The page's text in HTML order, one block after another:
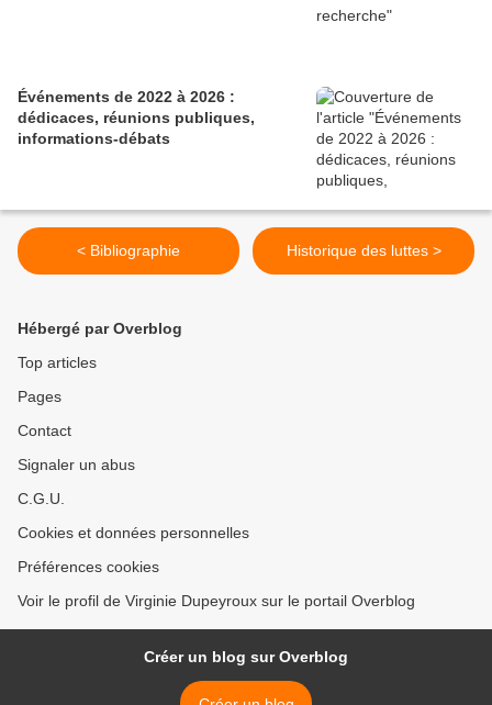
Événements de 2022 à 2026 :
dédicaces, réunions publiques,
informations-débats
< Bibliographie Historique des luttes >
Hébergé par Overblog
Top articles
Pages
Contact
Signaler un abus
C.G.U.
Cookies et données personnelles
Préférences cookies
Voir le profil de Virginie Dupeyroux sur le portail Overblog
Créer un blog sur Overblog